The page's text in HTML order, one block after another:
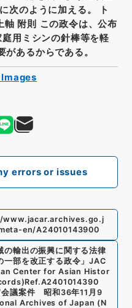
errors or issues
次のように加える。 ト
附則 この政令は、公布
用ミシンの針棒等を軽
あるからである。
en/A24010143900
の輸出の振興に関する法律
一部を改正する政令 」JAC
Center for Asian Histor
Ref.A2401014390
会議案件 昭和36年11月9
Archives of Japan (N